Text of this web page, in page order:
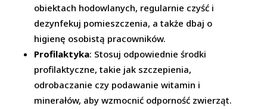
obiektach hodowlanych, regularnie czyść i
dezynfekuj pomieszczenia, a także dbaj o
higienę osobistą pracowników.
Profilaktyka: Stosuj odpowiednie środki
profilaktyczne, takie jak szczepienia,
odrobaczanie czy podawanie witamin i
minerałów, aby wzmocnić odporność zwierząt.